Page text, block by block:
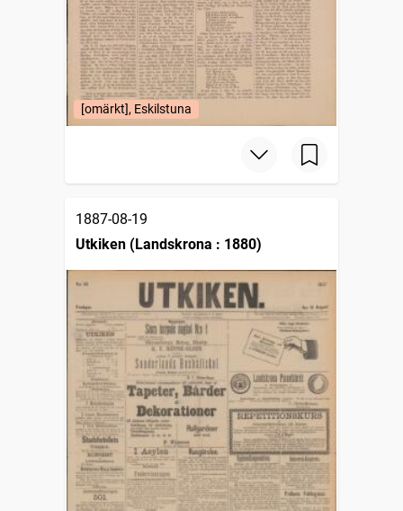
[omärkt], Eskilstuna
1887-08-19
Utkiken (Landskrona : 1880)